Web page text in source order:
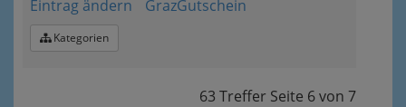
Eintrag ändern
GrazGutschein
Kategorien
63 Treffer Seite 6von 7